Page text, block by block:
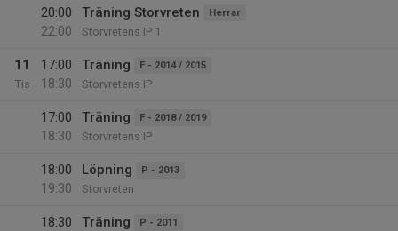
20:00
22:00
Träning Storvreten Herrar
Storvretens IP 1
11
Tis
17:00
18:30
Träning F - 2014 / 2015
Storvretens IP
17:00
18:30
Träning F - 2018 / 2019
Storvretens IP
18:00
19:30
Löpning P - 2013
Storvreten
18:30
Träning P - 2011